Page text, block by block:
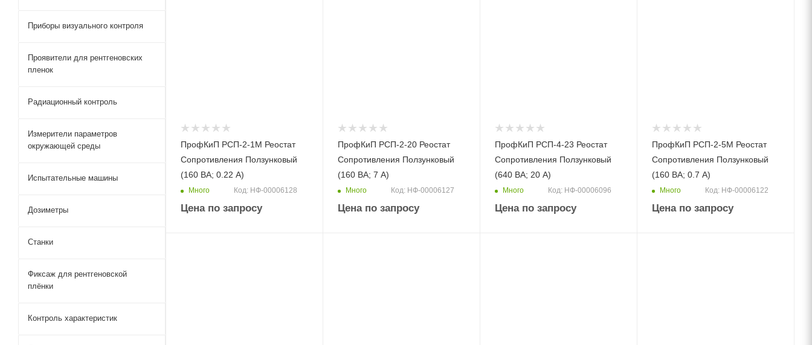
ПрофКиП РСП-2-1М Реостат
Сопротивления Ползунковый
(160 ВА; 0.22 А)
Много Код: НФ-00006128
Цена по запросу
ПрофКиП РСП-2-20 Реостат
Сопротивления Ползунковый
(160 ВА; 7 А)
Много Код: НФ-00006127
Цена по запросу
ПрофКиП РСП-4-23 Реостат
Сопротивления Ползунковый
(640 ВА; 20 А)
Много Код: НФ-00006096
Цена по запросу
ПрофКиП РСП-2-5М Реостат
Сопротивления Ползунковый
(160 ВА; 0.7 А)
Много Код: НФ-00006122
Цена по запросу
Приборы визуального контроля
Проявители для рентгеновских
пленок
Радиационный контроль
Измерители параметров
окружающей среды
Испытательные машины
Дозиметры
Станки
Фиксаж для рентгеновской
плёнки
Контроль характеристик